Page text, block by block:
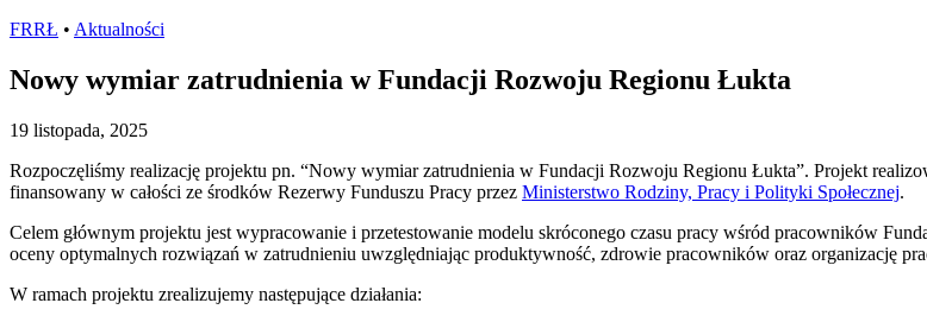
FRRŁ • Aktualności
Nowy wymiar zatrudnienia w Fundacji Rozwoju Regionu Łukta
19 listopada, 2025
Rozpoczęliśmy realizację projektu pn. “Nowy wymiar zatrudnienia w Fundacji Rozwoju Regionu Łukta”. Projekt
finansowany w całości ze środków Rezerwy Funduszu Pracy przez Ministerstwo Rodziny, Pracy i Polityki Społecznej.
Celem głównym projektu jest wypracowanie i przetestowanie modelu skróconego czasu pracy wśród pracowników
oceny optymalnych rozwiązań w zatrudnieniu uwzględniając produktywność, zdrowie pracowników oraz organizację
W ramach projektu zrealizujemy następujące działania: